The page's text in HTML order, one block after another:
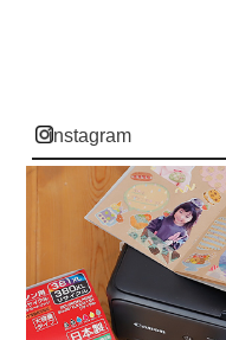
instagram